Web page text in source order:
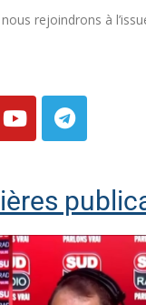
rejoindrons à